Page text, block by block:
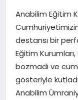
SPOR
TEKNOLOJI
Anabilim Eğitim
destansı bir
Eğitim
bozmadı ve
gösteriyle
Anabilim